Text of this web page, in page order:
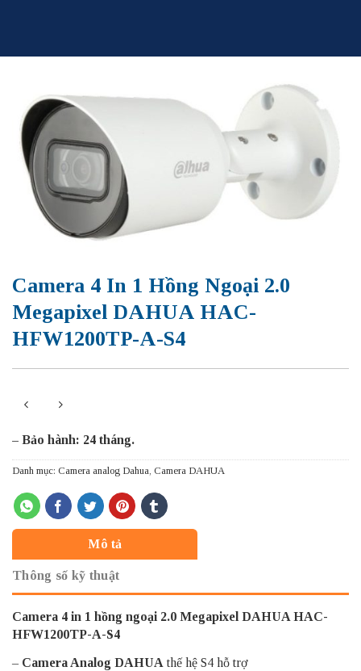
Camera 4 In 1 Hồng Ngoại 2.0
Megapixel DAHUA HAC-
HFW1200TP-A-S4
– Bảo hành: 24 tháng.
Danh mục: Camera analog Dahua, Camera DAHUA
Mô tả
Thông số kỹ thuật
Camera 4 in 1 hồng ngoại 2.0 Megapixel DAHUA HAC-
HFW1200TP-A-S4
– Camera Analog DAHUAthế hệ S4 hỗ trợ